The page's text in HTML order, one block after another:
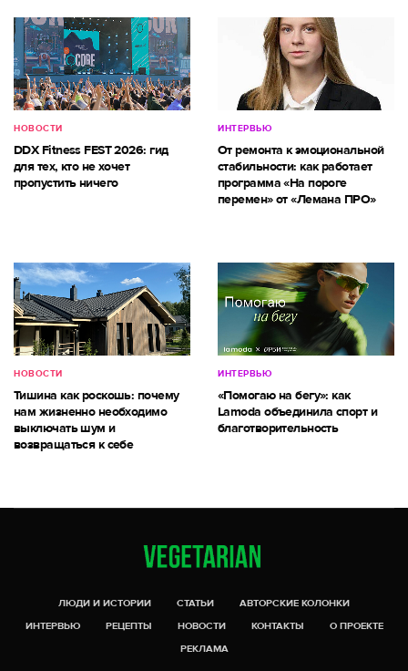
НОВОСТИ
DDX Fitness FEST 2026: гид
для тех, кто не хочет
пропустить ничего
ИНТЕРВЬЮ
От ремонта к эмоциональной
стабильности: как работает
программа «На пороге
перемен» от «Лемана ПРО»
НОВОСТИ
Тишина как роскошь: почему
нам жизненно необходимо
выключать шум и
возвращаться к себе
ИНТЕРВЬЮ
«Помогаю на бегу»: как
Lamoda объединила спорт и
благотворительность
ЛЮДИ И ИСТОРИИ СТАТЬИ
АВТОРСКИЕ КОЛОНКИ
ИНТЕРВЬЮ
РЕЦЕПТЫ НОВОСТИ КОНТАКТЫ
О ПРОЕКТЕ
РЕКЛАМА